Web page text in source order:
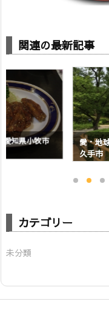
関連の最新記事
愛知県小牧市
愛・地
久手市
カテゴリー
未分類